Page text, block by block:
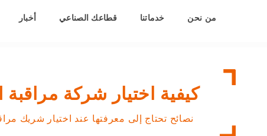
من نحن خدماتنا قطاعك الصناعي أخبار
كيفية اختيار شركة مراقبة
نصائح تحتاج إلى معرفتها عند اختيار شريك